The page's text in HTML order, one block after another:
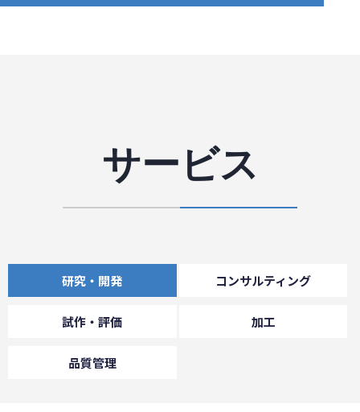
サービス
研究・開発 コンサルティング
試作・評価 加工
品質管理